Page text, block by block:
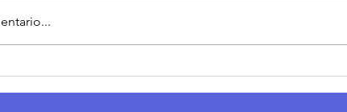
de
Covid disparará el
empleo informal en el